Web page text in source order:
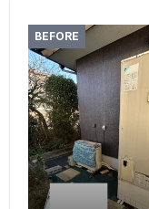
BEFORE